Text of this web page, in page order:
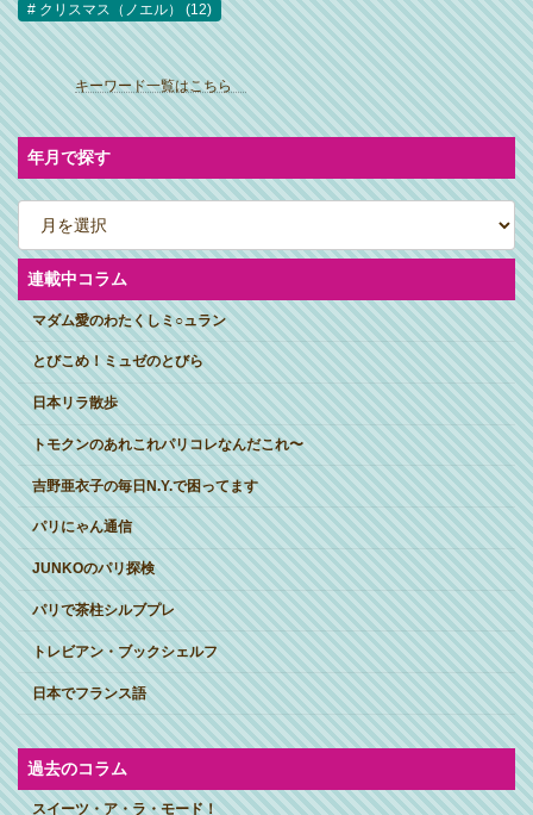
クリスマス（ノエル）
(12)
ア
イ
コ
ン
リ
ン
ク
キーワード一覧はこちら
年月で探す
ア
ー
カ
イ
ブ連載中コラム
マダム愛のわたくしミ○ュラン
とびこめ！ミュゼのとびら
日本リラ散歩
トモクンのあれこれパリコレなんだこれ〜
吉野亜衣子の毎日N.Y.で困ってます
パリにゃん通信
JUNKOのパリ探検
パリで茶柱シルブプレ
トレビアン・ブックシェルフ
日本でフランス語
過去のコラム
スイーツ・ア・ラ・モード！